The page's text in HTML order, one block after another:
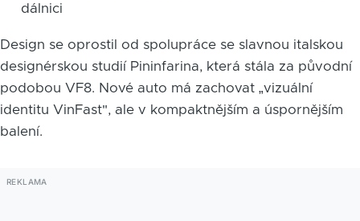
dálnici
Design se oprostil od spolupráce se slavnou italskou
designérskou studií Pininfarina, která stála za původní
podobou VF8. Nové auto má zachovat „vizuální
identitu VinFast", ale v kompaktnějším a úspornějším
balení.